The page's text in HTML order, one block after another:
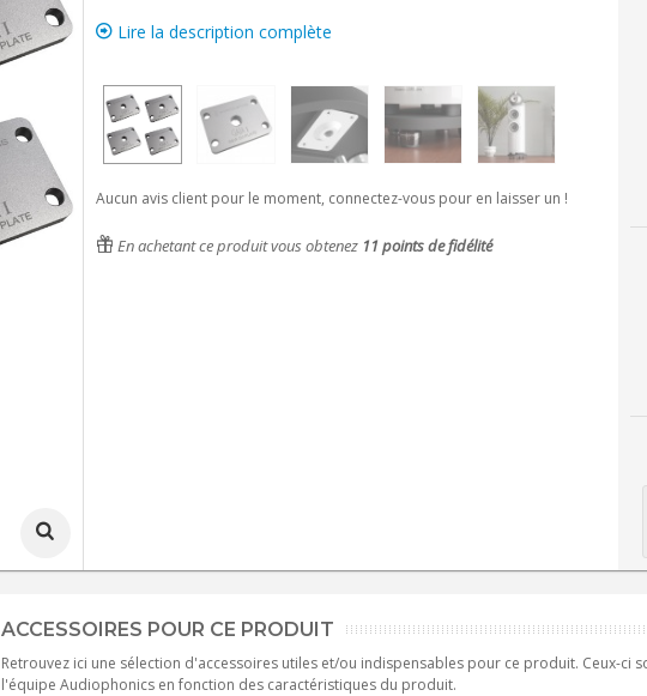
Lire la description complète
Aucun avis client pour le moment, connectez-vous pour en laisser un !
En achetant ce produit vous obtenez 11 points de fidélité
ACCESSOIRES POUR CE PRODUIT
Retrouvez ici une sélection d'accessoires utiles et/ou indispensables pour ce produit. Ceux-ci
l'équipe Audiophonics en fonction des caractéristiques du produit.